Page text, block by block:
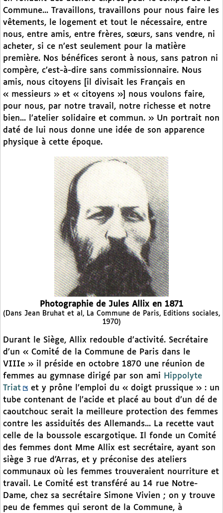
Commune... Travaillons, travaillons pour nous faire les
vêtements, le logement et tout le nécessaire, entre
nous, entre amis, entre frères, sœurs, sans vendre, ni
acheter, si ce n’est seulement pour la matière
première. Nos bénéfices seront à nous, sans patron ni
compère, c’est-à-dire sans commissionnaire. Nous
amis, nous citoyens [il divisait les Français en
« messieurs » et « citoyens »] nous voulons faire,
pour nous, par notre travail, notre richesse et notre
bien... l’atelier solidaire et commun. » Un portrait non
daté de lui nous donne une idée de son apparence
physique à cette époque.
Photographie de Jules Allix en 1871
(Dans Jean Bruhat et al, La Commune de Paris, Editions sociales,
1970)
Durant le Siège, Allix redouble d’activité. Secrétaire
d’un « Comité de la Commune de Paris dans le
VIIIe » il préside en octobre 1870 une réunion de
femmes au gymnase dirigé par son ami Hippolyte
Triat
et y prône l’emploi du « doigt prussique » : un
tube contenant de l’acide et placé au bout d’un dé de
caoutchouc serait la meilleure protection des femmes
contre les assiduités des Allemands... La recette vaut
celle de la boussole escargotique. Il fonde un Comité
des femmes dont Mme Allix est secrétaire, ayant son
siège 3 rue d’Arras, et y préconise des ateliers
communaux où les femmes trouveraient nourriture et
travail. Le Comité est transféré au 14 rue Notre-
Dame, chez sa secrétaire Simone Vivien ; on y trouve
peu de femmes qui seront de la Commune, à